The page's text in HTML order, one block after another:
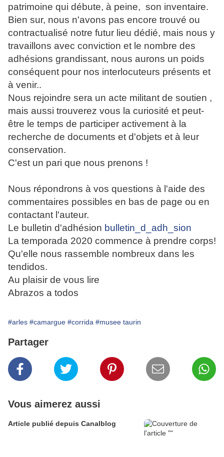
patrimoine qui débute, à peine, son inventaire.
Bien sur, nous n'avons pas encore trouvé ou
contractualisé notre futur lieu dédié, mais nous y
travaillons avec conviction et le nombre des
adhésions grandissant, nous aurons un poids
conséquent pour nos interlocuteurs présents et
à venir..
Nous rejoindre sera un acte militant de soutien ,
mais aussi trouverez vous la curiosité et peut-
être le temps de participer activement à la
recherche de documents et d'objets et à leur
conservation.
C'est un pari que nous prenons !
Nous répondrons à vos questions à l'aide des
commentaires possibles en bas de page ou en
contactant l'auteur.
Le bulletin d'adhésion bulletin_d_adh_sion
La temporada 2020 commence à prendre corps!
Qu'elle nous rassemble nombreux dans les
tendidos.
Au plaisir de vous lire
Abrazos a todos
#arles #camargue #corrida #musee taurin
Partager
Vous aimerez aussi
Article publié depuis Canalblog